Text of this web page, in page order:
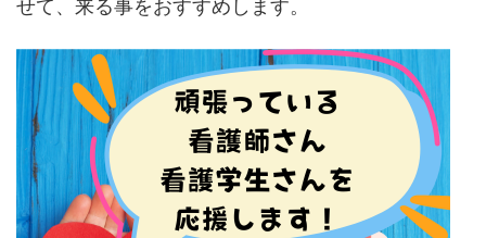
せて、来る事をおすすめします。